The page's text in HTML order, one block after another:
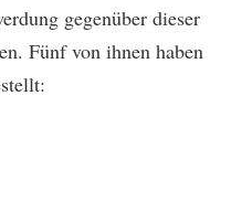
gegenüber dieser
Fünf von ihnen haben